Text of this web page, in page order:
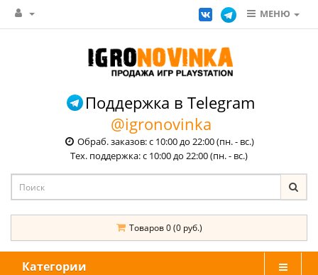
МЕНЮ
Поддержка в Telegram
@igronovinka
Обраб. заказов: с 10:00 до 22:00 (пн. - вс.)
Тех. поддержка: с 10:00 до 22:00 (пн. - вс.)
Товаров 0 (0 руб.)
Категории